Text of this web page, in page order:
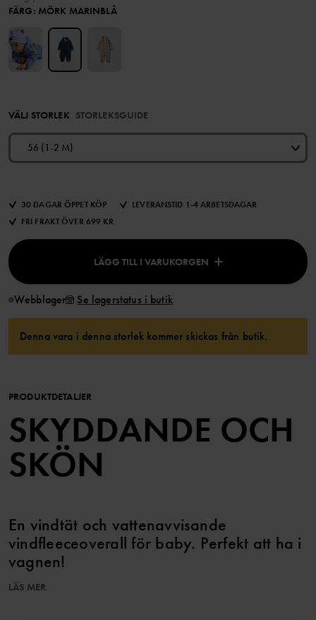
FÄRG: MÖRK MARINBLÅ
VÄLJ STORLEK STORLEKSGUIDE
56 (1-2 M)
30 DAGAR ÖPPET KÖP
LEVERANSTID 1-4 ARBETSDAGAR
FRI FRAKT ÖVER 699 KR
LÄGG TILL I VARUKORGEN
Webblager Se lagerstatus i butik
Denna vara i denna storlek kommer skickas från butik.
PRODUKTDETALJER
SKYDDANDE OCH
SKÖN
En vindtät och vattenavvisande
vindfleeceoverall för baby. Perfekt att ha i
vagnen!
LÄS MER